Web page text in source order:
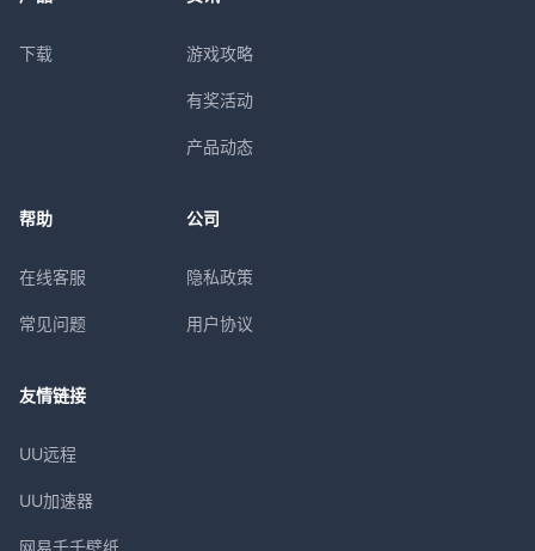
下载 游戏攻略
有奖活动
产品动态
帮助
在线客服
常见问题
公司
隐私政策
用户协议
友情链接
UU远程
UU加速器
网易千千壁纸